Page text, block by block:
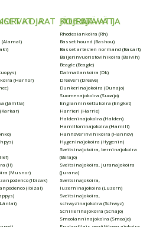
KOIRAT
(Harnor)
(Jämtla)
(Il)
(Musnor)
(Ibizak)
(Ibizal)
FCI6 AJAVAT JA JÄLJESTÄVÄT KOIRAT
Rhodesiankoira (Rh)
Basset hound (Bashou)
Basset artesien normand (Basart)
Baijerinvuoristovihikoira (Baivih)
Beagle (Beagle)
Dalmatiankoira (Dk)
Dreeveri (Dreeve)
Dunkerinajokoira (Dunajo)
Suomenajokoira (Suoajo)
Englanninkettukoira (Engket)
Harrieri (Harrie)
Haldeninajokoira (Halden)
Hamiltoninajokoira (Hamilt)
Hannoverinvihikoira (Hannov)
Hygeninajokoira (Hygenin)
Sveitsinajokoira, berninajokoira
(Berajo)
Sveitsinajokoira, juranajokoira
(Jurana)
Sveitsinajokoira,
luzerninajokoira (Luzern)
Sveitsinajokoira,
schwyzinajokoira (Schwyz)
Schillerinajokoira (Schajo)
Smoolanninajokoira (Smoajo)